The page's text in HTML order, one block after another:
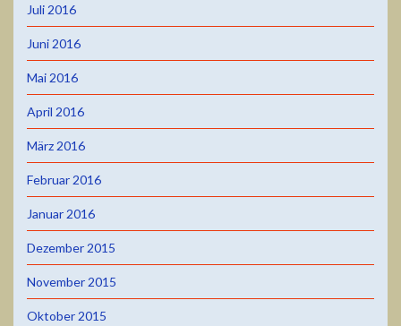
Juli 2016
Juni 2016
Mai 2016
April 2016
März 2016
Februar 2016
Januar 2016
Dezember 2015
November 2015
Oktober 2015